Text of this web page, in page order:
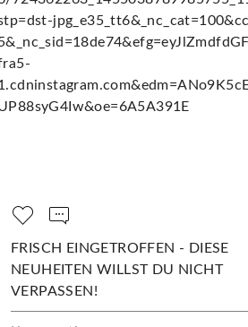
FRISCH EINGETROFFEN - DIESE
NEUHEITEN WILLST DU NICHT
VERPASSEN!